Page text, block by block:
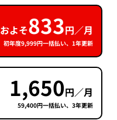
およそ833円／月
初年度9,999円一括払い、1年更新
1,650円／月
59,400円一括払い、3年更新